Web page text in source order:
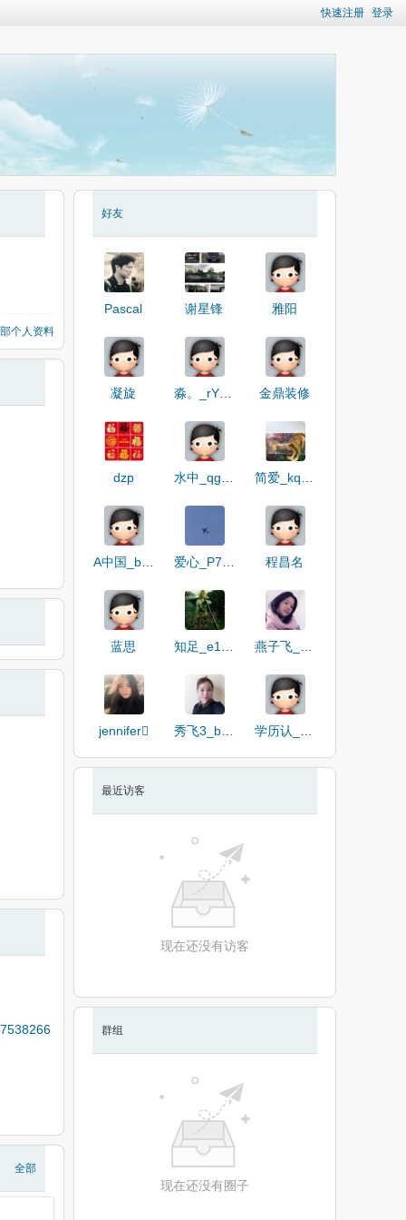
快速注册 登录
个人资料
全部
好友
Pascal 谢星锋 雅阳
凝旋 淼。_rYhw8 金鼎装修
dzp
A中国_bHk0l 程昌名
蓝思
jennifer 秀飞3_boDZw
最近访客
现在还没有访客
群组
现在还没有圈子